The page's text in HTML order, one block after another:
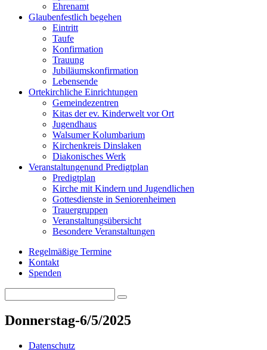
Ehrenamt
Glaubenfestlich begehen
Eintritt
Taufe
Konfirmation
Trauung
Jubiläumskonfirmation
Lebensende
Ortekirchliche Einrichtungen
Gemeindezentren
Kitas der ev. Kinderwelt vor Ort
Jugendhaus
Walsumer Kolumbarium
Kirchenkreis Dinslaken
Diakonisches Werk
Veranstaltungenund Predigtplan
Predigtplan
Kirche mit Kindern und Jugendlichen
Gottesdienste in Seniorenheimen
Trauergruppen
Veranstaltungsübersicht
Besondere Veranstaltungen
Regelmäßige Termine
Kontakt
Spenden
for:
Search
Donnerstag-6/5/2025
Datenschutz